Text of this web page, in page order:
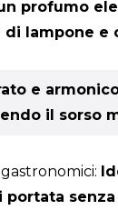
profumo
lampone e
e
il sorso
senza